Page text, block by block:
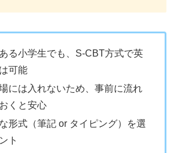
る小学生でも、S-CBT方式で英
可能
には入れないため、事前に流れ
くと安心
形式（筆記 or タイピング）を選
ト